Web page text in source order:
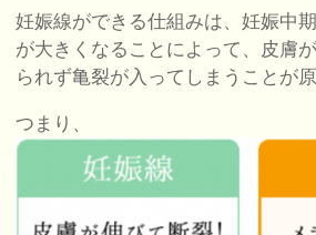
妊娠線ができる仕組みは、妊娠中
が大きくなることによって、皮膚
られず亀裂が入ってしまうことが原
つまり、